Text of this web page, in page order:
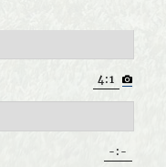
4:1
-:-